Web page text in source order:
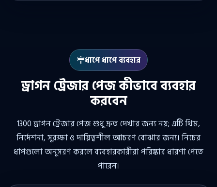
ধাপে ধাপে ব্যবহার
ড্রাগন ট্রেজার পেজ কীভাবে ব্যবহার
করবেন
1300 ড্রাগন ট্রেজার পেজ শুধু দ্রুত দেখার জন্য নয়; এটি থিম,
নির্দেশনা, সুরক্ষা ও দায়িত্বশীল আচরণ বোঝার জন্য। নিচের
ধাপগুলো অনুসরণ করলে ব্যবহারকারীরা পরিষ্কার ধারণা পেতে
পারেন।